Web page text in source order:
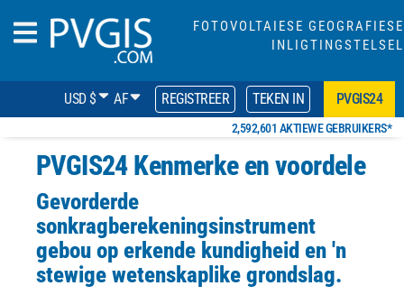
FOTOVOLTAIESE GEOGRAFIESE
INLIGTINGSTELSEL
USD $ AF REGISTREER TEKEN IN PVGIS24
2,592,601 AKTIEWE GEBRUIKERS*
PVGIS24 Kenmerke en voordele
Gevorderde
sonkragberekeningsinstrument
gebou op erkende kundigheid en 'n
stewige wetenskaplike grondslag.